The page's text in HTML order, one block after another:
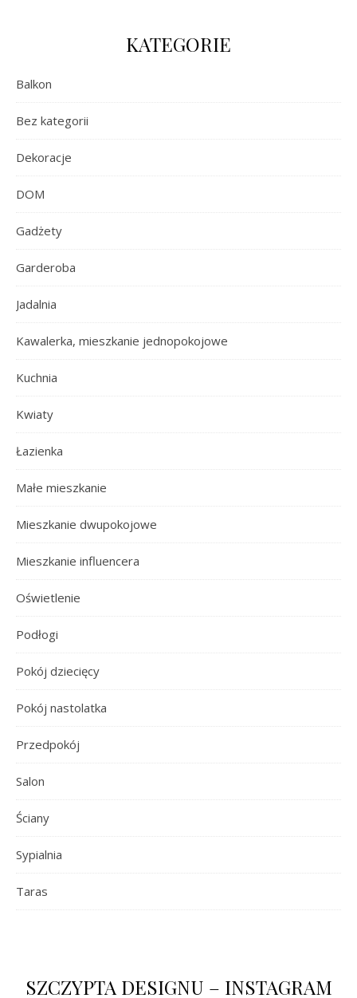
KATEGORIE
Balkon
Bez kategorii
Dekoracje
DOM
Gadżety
Garderoba
Jadalnia
Kawalerka, mieszkanie jednopokojowe
Kuchnia
Kwiaty
Łazienka
Małe mieszkanie
Mieszkanie dwupokojowe
Mieszkanie influencera
Oświetlenie
Podłogi
Pokój dziecięcy
Pokój nastolatka
Przedpokój
Salon
Ściany
Sypialnia
Taras
SZCZYPTA DESIGNU – INSTAGRAM